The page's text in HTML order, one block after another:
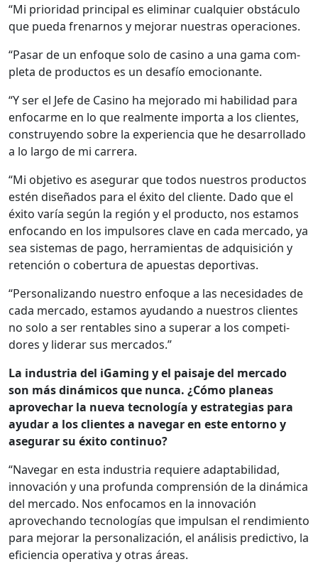
“Mi pri­or­i­dad prin­ci­pal es elim­i­nar cualquier obstácu­lo
que pue­da fre­narnos y mejo­rar nues­tras opera­ciones.
“Pasar de un enfoque solo de casi­no a una gama com­
ple­ta de pro­duc­tos es un desafío emo­cio­nante.
“Y ser el Jefe de Casi­no ha mejo­ra­do mi habil­i­dad para
enfo­carme en lo que real­mente impor­ta a los clientes,
con­struyen­do sobre la expe­ri­en­cia que he desar­rol­la­do
a lo largo de mi car­rera.
“Mi obje­ti­vo es ase­gu­rar que todos nue­stros pro­duc­tos
estén dis­eña­dos para el éxi­to del cliente. Dado que el
éxi­to varía según la región y el pro­duc­to, nos esta­mos
enfo­can­do en los impul­sores clave en cada mer­ca­do, ya
sea sis­temas de pago, her­ramien­tas de adquisi­ción y
reten­ción o cober­tu­ra de apues­tas deporti­vas.
“Per­son­al­izan­do nue­stro enfoque a las necesi­dades de
cada mer­ca­do, esta­mos ayu­dan­do a nue­stros clientes
no solo a ser renta­bles sino a super­ar a los com­peti­
dores y lid­er­ar sus mer­ca­dos.”
La indus­tria del iGam­ing y el paisaje del mer­ca­do
son más dinámi­cos que nun­ca. ¿Cómo planeas
aprovechar la nue­va tec­nología y estrate­gias para
ayu­dar a los clientes a nave­g­ar en este entorno y
ase­gu­rar su éxi­to con­tin­uo?
“Nave­g­ar en esta indus­tria requiere adapt­abil­i­dad,
inno­vación y una pro­fun­da com­pren­sión de la dinámi­ca
del mer­ca­do. Nos enfo­camos en la inno­vación
aprovechan­do tec­nologías que impul­san el rendimien­to
para mejo­rar la per­son­al­ización, el análi­sis pre­dic­ti­vo, la
efi­cien­cia oper­a­ti­va y otras áreas.